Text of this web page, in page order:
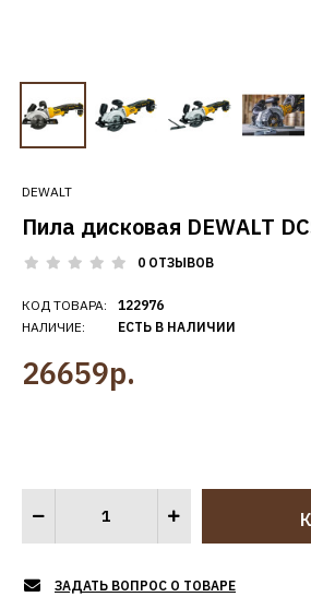
DEWALT
Пила дисковая DEWALT
0 ОТЗЫВОВ
КОД ТОВАРА:
НАЛИЧИЕ:
122976
ЕСТЬ В НАЛИЧИИ
26659р.
ЗАДАТЬ ВОПРОС О ТОВАРЕ